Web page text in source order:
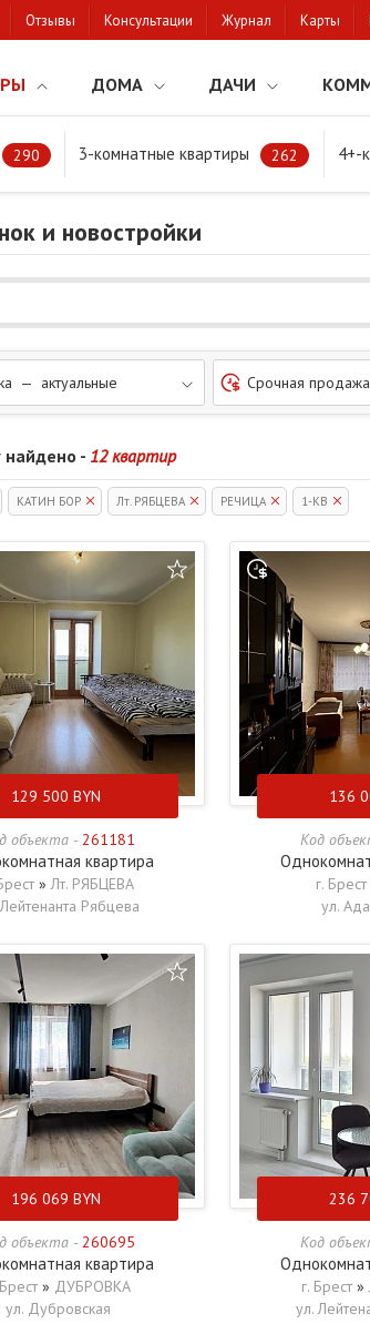
Отзывы Консультации Журнал Карты
ДОМА ДАЧИ
290 3-комнатные квартиры 262 4+-
и новостройки
— актуальные Срочная продажа
найдено - 12 квартир
КАТИН БОР Лт. РЯБЦЕВА РЕЧИЦА 1-КВ
129 500 BYN
объекта - 261181
квартира
» Лт. РЯБЦЕВА
Рябцева
136
Код
г. Брест
ул.
196 069 BYN
объекта - 260695
квартира
» ДУБРОВКА
ул. Дубровская
236
Код
г. Брест »
ул.